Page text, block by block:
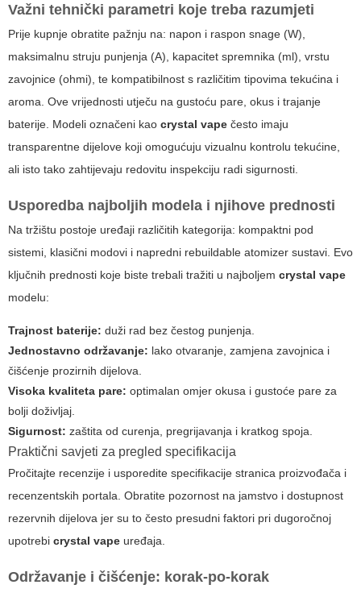
Važni tehnički parametri koje treba razumjeti
Prije kupnje obratite pažnju na: napon i raspon snage (W),
maksimalnu struju punjenja (A), kapacitet spremnika (ml), vrstu
zavojnice (ohmi), te kompatibilnost s različitim tipovima tekućina i
aroma. Ove vrijednosti utječu na gustoću pare, okus i trajanje
baterije. Modeli označeni kao crystal vape često imaju
transparentne dijelove koji omogućuju vizualnu kontrolu tekućine,
ali isto tako zahtijevaju redovitu inspekciju radi sigurnosti.
Usporedba najboljih modela i njihove prednosti
Na tržištu postoje uređaji različitih kategorija: kompaktni pod
sistemi, klasični modovi i napredni rebuildable atomizer sustavi. Evo
ključnih prednosti koje biste trebali tražiti u najboljem crystal vape
modelu:
Trajnost baterije: duži rad bez čestog punjenja.
Jednostavno održavanje: lako otvaranje, zamjena zavojnica i
čišćenje prozirnih dijelova.
Visoka kvaliteta pare: optimalan omjer okusa i gustoće pare za
bolji doživljaj.
Sigurnost: zaštita od curenja, pregrijavanja i kratkog spoja.
Praktični savjeti za pregled specifikacija
Pročitajte recenzije i usporedite specifikacije stranica proizvođača i
recenzentskih portala. Obratite pozornost na jamstvo i dostupnost
rezervnih dijelova jer su to često presudni faktori pri dugoročnoj
upotrebi crystal vape uređaja.
Održavanje i čišćenje: korak-po-korak